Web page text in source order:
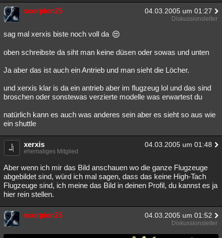
scorpion25 04.03.2005 um 01:27
Diskussionsleiter
sag mal xerxis biste noch voll da
oben schreibste da siht man keine düsen oder sowas und unten
Ja aber das ist auch ein Antrieb und man sieht die Löcher.
und xerxis klar is da ein antrieb aber im flugzeug lol und das sind
broschen oder sonstewas verzierte modelle was erwartest du
natürlich kann es auch was anderes sein aber es sieht so aus wie
ein shuttle
xerxis 04.03.2005 um 01:48
ehemaliges Mitglied
Aber wenn ich mir das Bild anschauen wo die ganze Flugzeuge
abgebildet sind, würd ich mal sagen, dass das keine High-Tach
Flugzeuge sind, ich meine das Bild in deinen Profil, du kannst es ja
hier rein stellen.
scorpion25 04.03.2005 um 01:52
Diskussionsleiter